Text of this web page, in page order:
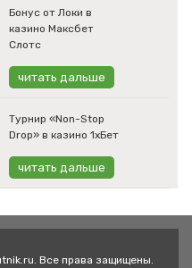
Бонус от Локи в
казино Максбет
Слотс
читать дальше
Турнир «Non-Stop
Drop» в казино 1хБет
читать дальше
Все права защищены.